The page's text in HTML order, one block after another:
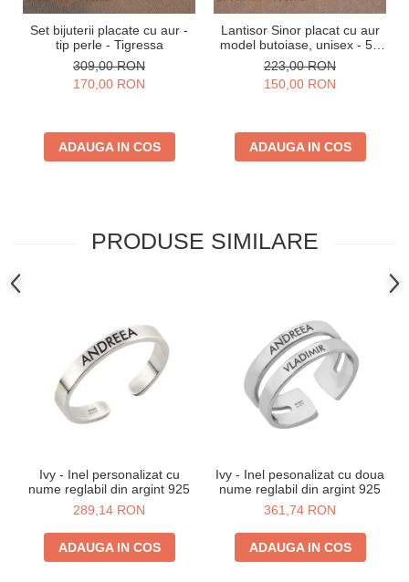
Set bijuterii placate cu aur -
tip perle - Tigressa
309,00 RON
170,00 RON
ADAUGA IN COS
Lantisor Sinor placat cu aur
model butoiase, unisex - 50
cm
223,00 RON
150,00 RON
ADAUGA IN COS
PRODUSE SIMILARE
Ivy - Inel personalizat cu
nume reglabil din argint 925
289,14 RON
ADAUGA IN COS
Ivy - Inel pesonalizat cu doua
nume reglabil din argint 925
361,74 RON
ADAUGA IN COS